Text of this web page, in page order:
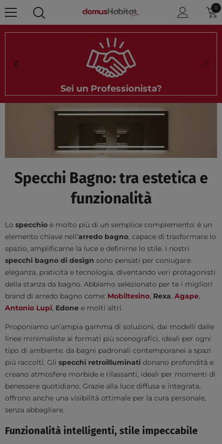
0
0
Sei un Professionista?
Specchi Bagno: tra estetica e
funzionalità
Lo specchio è molto più di un semplice complemento: è un
elemento chiave nell’arredo bagno, capace di trasformare lo
spazio, amplificarne la luce e definirne lo stile. I nostri
specchi bagno di design sono pensati per coniugare
eleganza, praticità e tecnologia, diventando veri protagonisti
della stanza da bagno. Abbiamo selezionato per te i migliori
brand di arredo bagno come: Mobiltesino, Rexa, Agape,
Antonio Lupi, Edone e molti altri.
Proponiamo un’ampia gamma di soluzioni, dai modelli dalle
linee minimaliste ai formati più scenografici, ideali per ogni
tipo di ambiente: da bagni padronali contemporanei a spazi
più raccolti. Gli specchi retroilluminati donano profondità e
creano atmosfere morbide e rilassanti, ideali per momenti di
benessere quotidiano. Grazie alla luce diffusa e integrata,
offrono anche una visibilità ottimale per la cura personale,
senza abbagliare.
Funzionalità intelligenti, stile impeccabile